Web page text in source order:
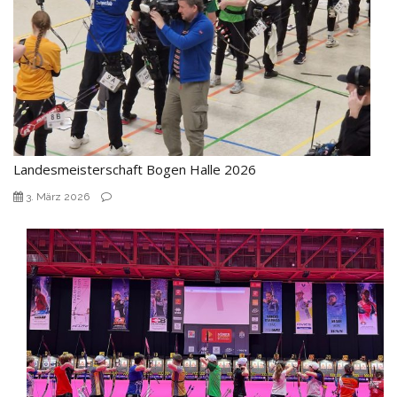
Landesmeisterschaft Bogen Halle 2026
3. März 2026